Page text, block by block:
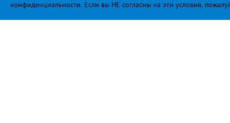
конфиденциальности. Если вы НЕ согласны на эти условия,